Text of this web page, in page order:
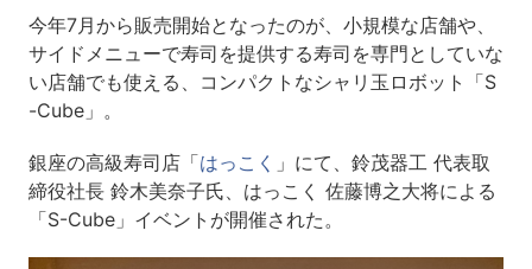
今年7月から販売開始となったのが、小規模な店舗や、
サイドメニューで寿司を提供する寿司を専門としていな
い店舗でも使える、コンパクトなシャリ玉ロボット「S
-Cube」。
銀座の高級寿司店「はっこく 」にて、鈴茂器工 代表取
締役社長 鈴木美奈子氏、はっこく 佐藤博之大将による
「S-Cube」イベントが開催された。